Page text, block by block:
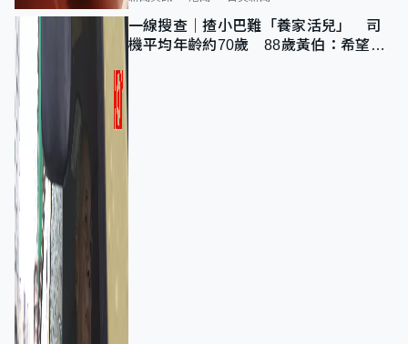
一線搜查｜揸小巴難「養家活兒」 司
機平均年齡約70歲 88歲黃伯：希望一